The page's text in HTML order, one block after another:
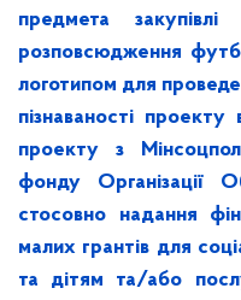
предмета
розповсюдження
логотипом для
пізнаваності проекту
проекту з
фонду Організації
стосовно надання
малих грантів для
та дітям та/або